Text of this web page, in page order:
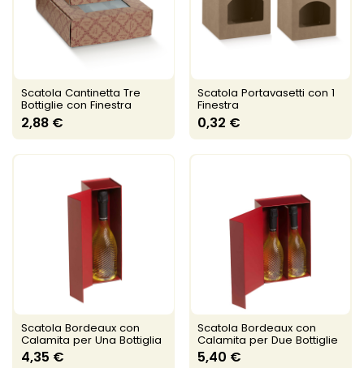
Scatola Cantinetta Tre
Bottiglie con Finestra
2,88 €
Scatola Portavasetti con 1
Finestra
0,32 €
Scatola Bordeaux con
Calamita per Una Bottiglia
4,35 €
Scatola Bordeaux con
Calamita per Due Bottiglie
5,40 €